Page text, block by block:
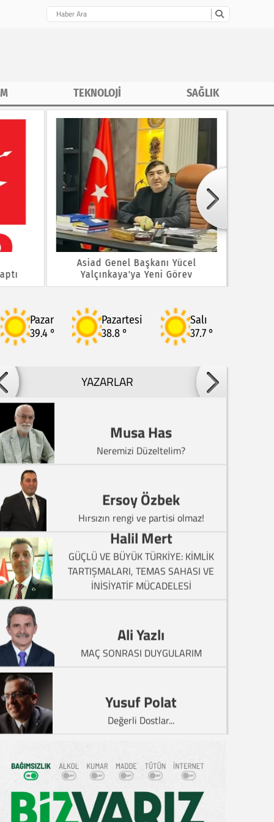
TEKNOLOJİ SAĞLIK
Asiad Genel Başkanı Yücel
Yalçınkaya'ya Yeni Görev
Yaz Kur'an Kursu Öğrencilerine Özel Etkinlik
SAĞLIK
Pazar
39.4 °
Pazartesi
38.8 °
Salı
37.7 °
YAZARLAR
Sabri Şenel
Türkiye Kader Kavşağında Sürpriz Bir
Kaza Geçirmemelidir.
Musa Has
Neremizi Düzeltelim?
Ersoy Özbek
Hırsızın rengi ve partisi olmaz!
Halil Mert
GÜÇLÜ VE BÜYÜK TÜRKİYE: KİMLİK
TARTIŞMALARI, TEMAS SAHASI VE
İNİSİYATİF MÜCADELESİ
Ali Yazlı
MAÇ SONRASI DUYGULARIM
Yusuf Polat
Değerli Dostlar...
Kaya Çardak
ARAÇLARINIZA UTTS (ULUSAL TAŞIT
TANIMA SİSTEMİ) TAKTIRDINIZ MI? SON
GÜN 30.06.2025